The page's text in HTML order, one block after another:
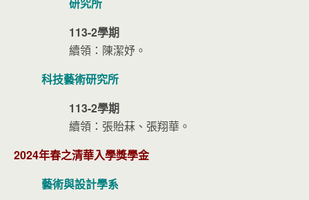
113-2學期
續領：陳潔妤。
科技藝術研究所
113-2學期
續領：張貽菻、張翔華。
2024年春之清華入學獎學金
藝術與設計學系